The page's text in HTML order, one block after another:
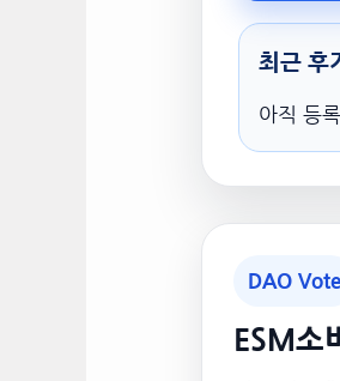
최근 후
아직 등
DAO Vote
ESM소